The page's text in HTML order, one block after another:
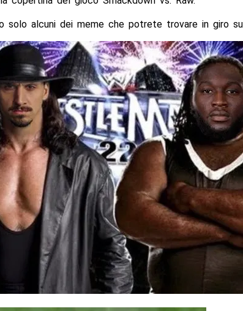
solo alcuni dei meme che potrete trovare in giro